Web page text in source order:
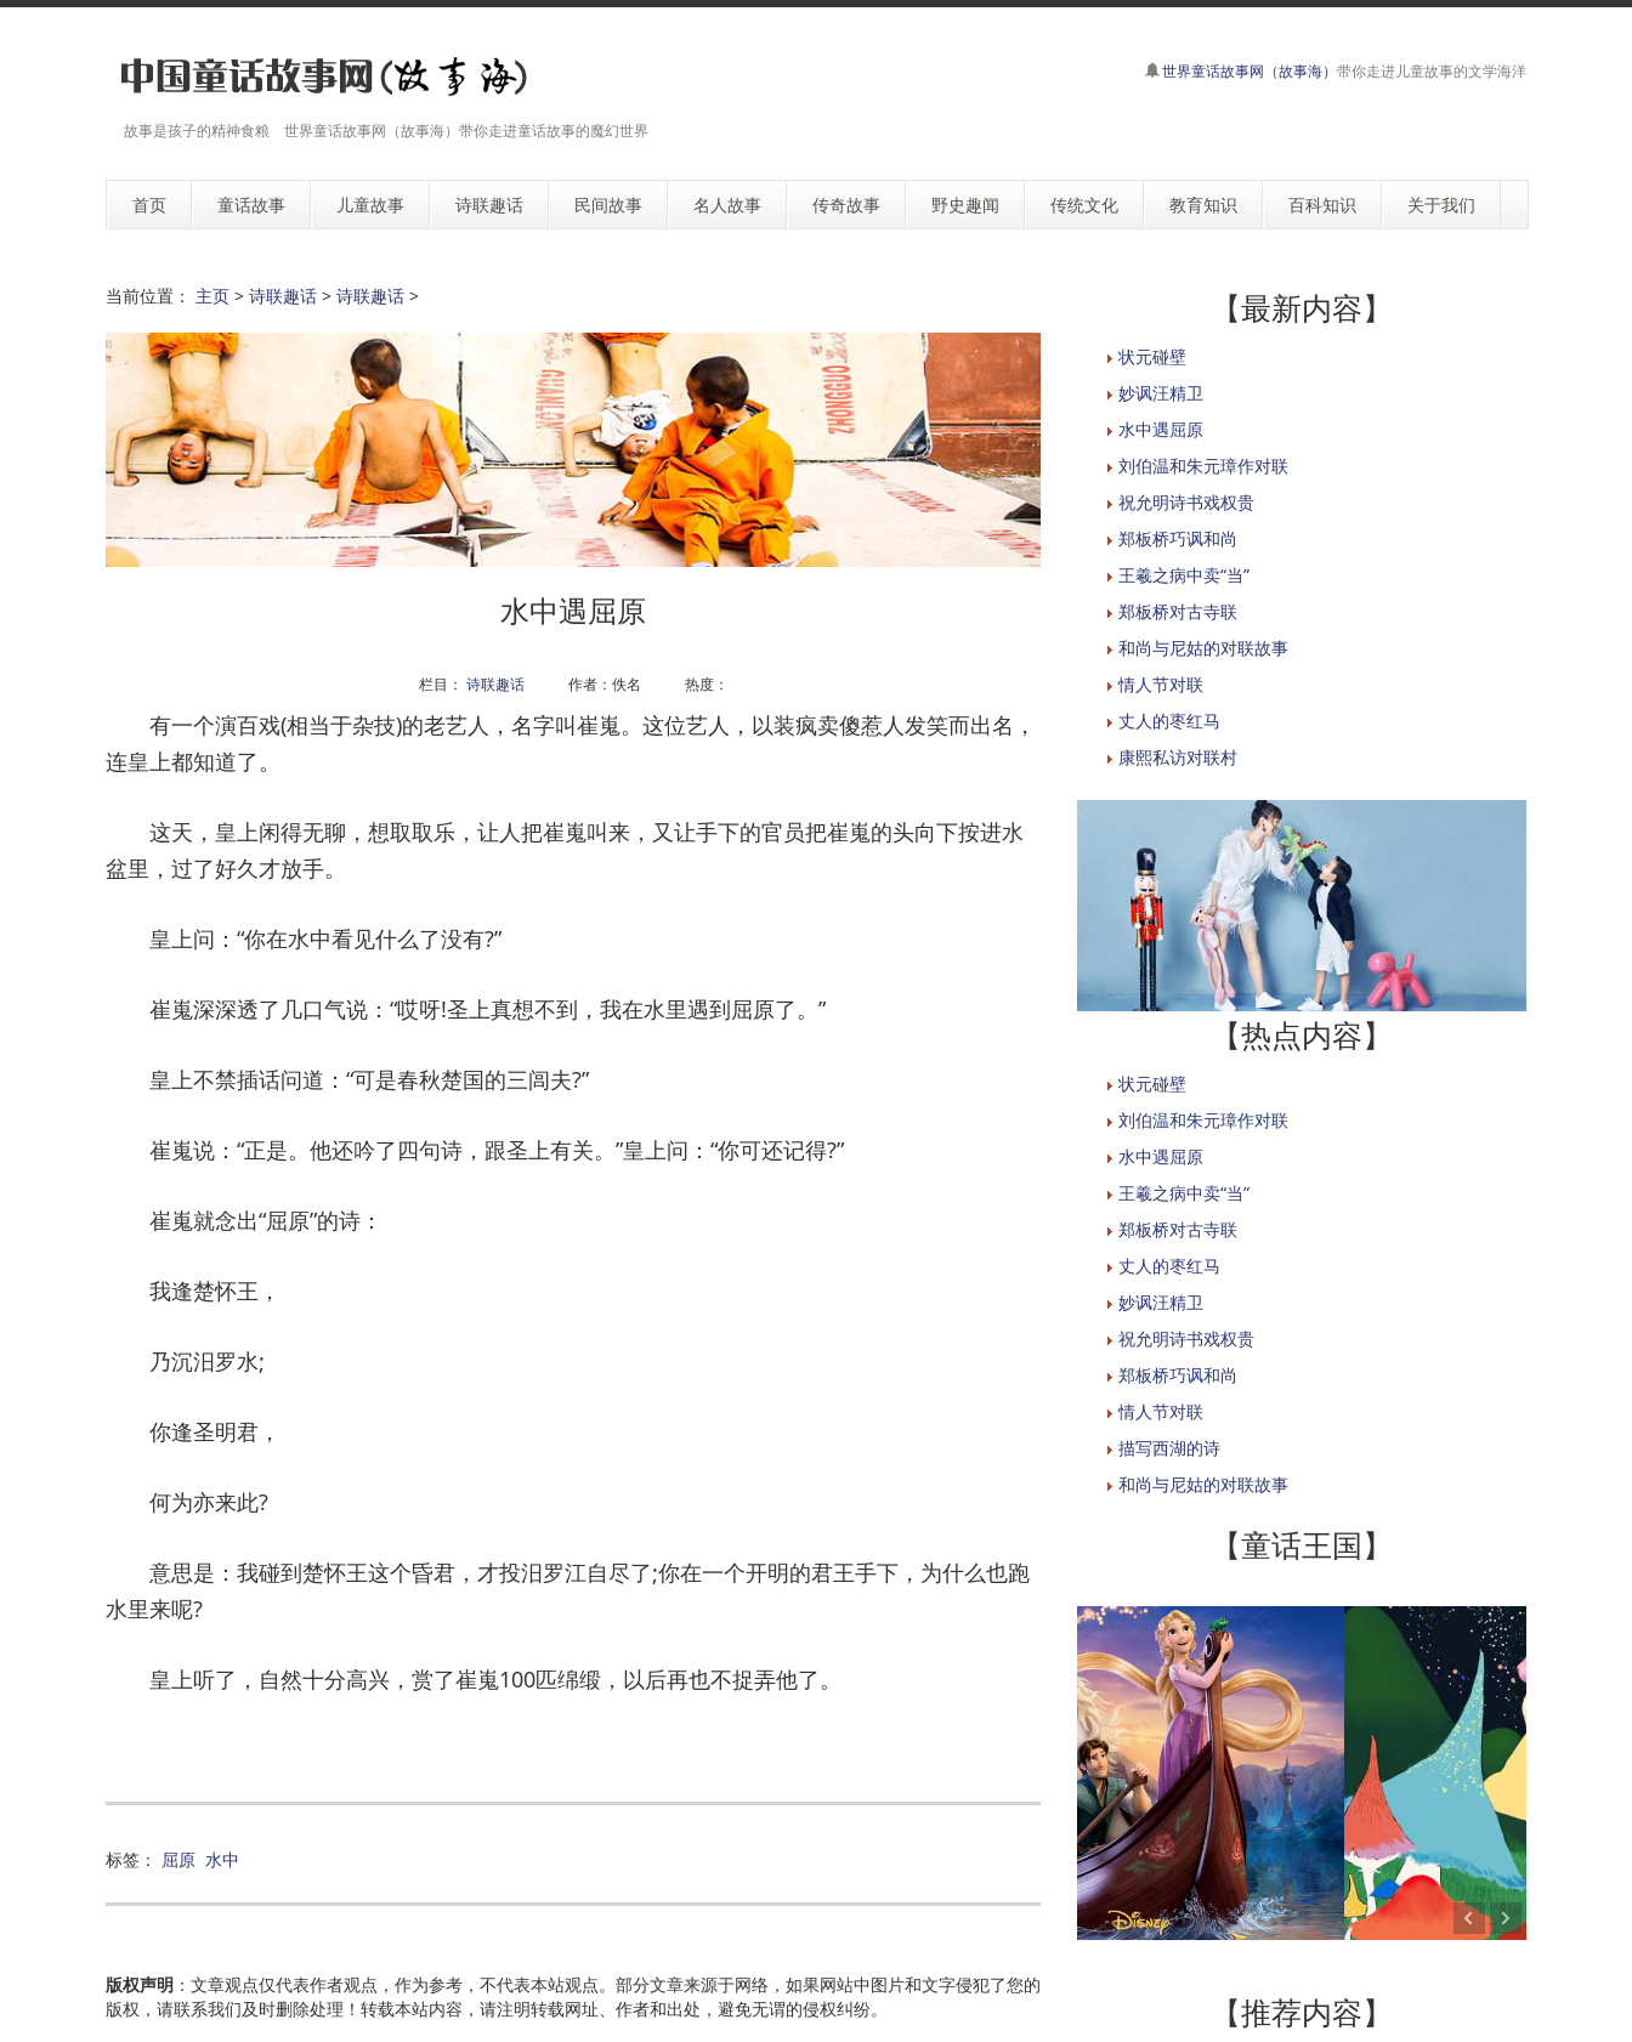
故事是孩子的精神食粮 世界童话故事网（故事海）带你走进童话故事的魔幻世界
世界童话故事网（故事海） 带你走进儿童故事的文学海洋
首页 童话故事 儿童故事 诗联趣话 民间故事 名人故事 传奇故事 野史趣闻 传统文化 教育知识 百科知识 关于我们
当前位置： 主页 > 诗联趣话 > 诗联趣话 >
水中遇屈原
栏目： 诗联趣话作者：佚名 热度：
有一个演百戏(相当于杂技)的老艺人，名字叫崔嵬。这位艺人，以装疯卖傻惹人发笑而出名，
连皇上都知道了。
这天，皇上闲得无聊，想取取乐，让人把崔嵬叫来，又让手下的官员把崔嵬的头向下按进水
盆里，过了好久才放手。
皇上问：“你在水中看见什么了没有?”
崔嵬深深透了几口气说：“哎呀!圣上真想不到，我在水里遇到屈原了。”
皇上不禁插话问道：“可是春秋楚国的三闾夫?”
崔嵬说：“正是。他还吟了四句诗，跟圣上有关。”皇上问：“你可还记得?”
崔嵬就念出“屈原”的诗：
我逢楚怀王，
乃沉汨罗水;
你逢圣明君，
何为亦来此?
意思是：我碰到楚怀王这个昏君，才投汨罗江自尽了;你在一个开明的君王手下，为什么也跑
水里来呢?
皇上听了，自然十分高兴，赏了崔嵬100匹绵缎，以后再也不捉弄他了。
标签： 屈原 水中
版权声明 ：文章观点仅代表作者观点，作为参考，不代表本站观点。部分文章来源于网络，如果网站中图片和文字侵犯了您的
版权，请联系我们及时删除处理！转载本站内容，请注明转载网址、作者和出处，避免无谓的侵权纠纷。
【最新内容】
状元碰壁
妙讽汪精卫
水中遇屈原
刘伯温和朱元璋作对联
祝允明诗书戏权贵
郑板桥巧讽和尚
王羲之病中卖“当”
郑板桥对古寺联
和尚与尼姑的对联故事
情人节对联
丈人的枣红马
康熙私访对联村
【热点内容】
状元碰壁
刘伯温和朱元璋作对联
水中遇屈原
王羲之病中卖“当”
郑板桥对古寺联
丈人的枣红马
妙讽汪精卫
祝允明诗书戏权贵
郑板桥巧讽和尚
情人节对联
描写西湖的诗
和尚与尼姑的对联故事
【童话王国】
【推荐内容】